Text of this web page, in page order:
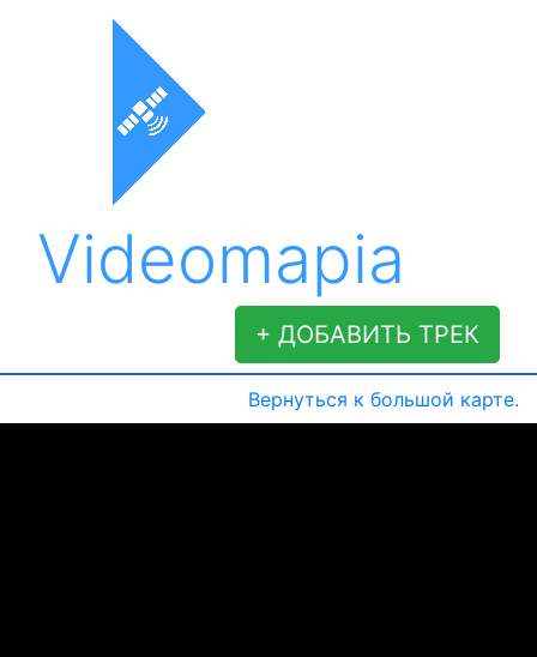
Videomapia
+ ДОБАВИТЬ ТРЕК
Вернуться к большой карте.